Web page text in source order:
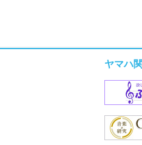
ヤマハ